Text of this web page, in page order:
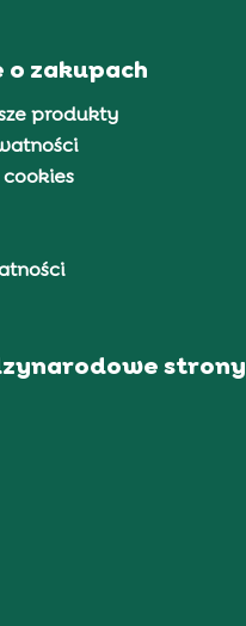
zakupach
produkty
strony